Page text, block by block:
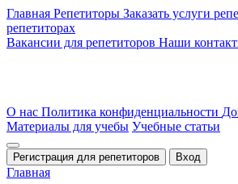
Главная Репетиторы Заказать услуги
репетиторах
Вакансии для репетиторов Наши
О нас Политика конфиденциальности
Материалы для учебы Учебные статьи
Регистрация для репетиторов Вход
Главная